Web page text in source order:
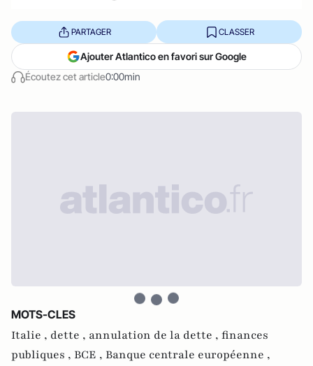
Écoutez cet article0:00min
PARTAGER CLASSER
Ajouter Atlantico en favori sur Google
MOTS-CLES
Italie , dette , annulation de la dette , finances
publiques , BCE , Banque centrale européenne ,